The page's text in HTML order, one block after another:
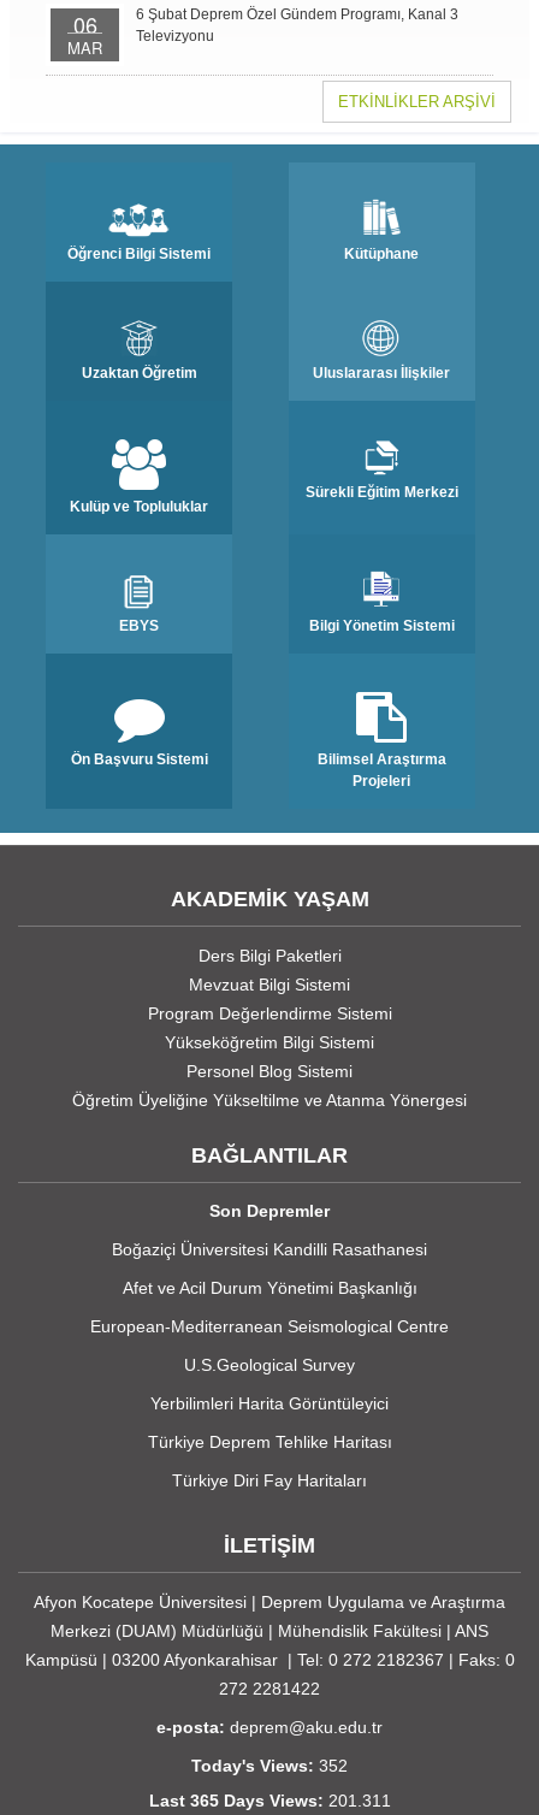
06
MAR
6 Şubat Deprem Özel Gündem Programı, Kanal 3
Televizyonu
ETKİNLİKLER ARŞİVİ
Öğrenci Bilgi Sistemi Kütüphane
Uzaktan Öğretim Uluslararası İlişkiler
Kulüp ve Topluluklar
Sürekli Eğitim Merkezi
EBYS Bilgi Yönetim Sistemi
Ön Başvuru Sistemi
Bilimsel Araştırma
Projeleri
AKADEMİK YAŞAM
Ders Bilgi Paketleri
Mevzuat Bilgi Sistemi
Program Değerlendirme Sistemi
Yükseköğretim Bilgi Sistemi
Personel Blog Sistemi
Öğretim Üyeliğine Yükseltilme ve Atanma Yönergesi
BAĞLANTILAR
Son Depremler
Boğaziçi Üniversitesi Kandilli Rasathanesi
Afet ve Acil Durum Yönetimi Başkanlığı
European-Mediterranean Seismological Centre
U.S.Geological Survey
Yerbilimleri Harita Görüntüleyici
Türkiye Deprem Tehlike Haritası
Türkiye Diri Fay Haritaları
İLETİŞİM
Afyon Kocatepe Üniversitesi | Deprem Uygulama ve Araştırma
Merkezi (DUAM) Müdürlüğü | Mühendislik Fakültesi | ANS
Kampüsü | 03200 Afyonkarahisar | Tel: 0 272 2182367 | Faks: 0
272 2281422
e-posta: deprem@aku.edu.tr
Today's Views: 352
Last 365 Days Views: 201.311